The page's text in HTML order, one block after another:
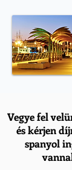
Vegye fel
és kérjen
spanyol